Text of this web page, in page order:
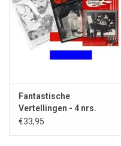
Fantastische
Vertellingen - 4 nrs.
abonnement IN
€33,95